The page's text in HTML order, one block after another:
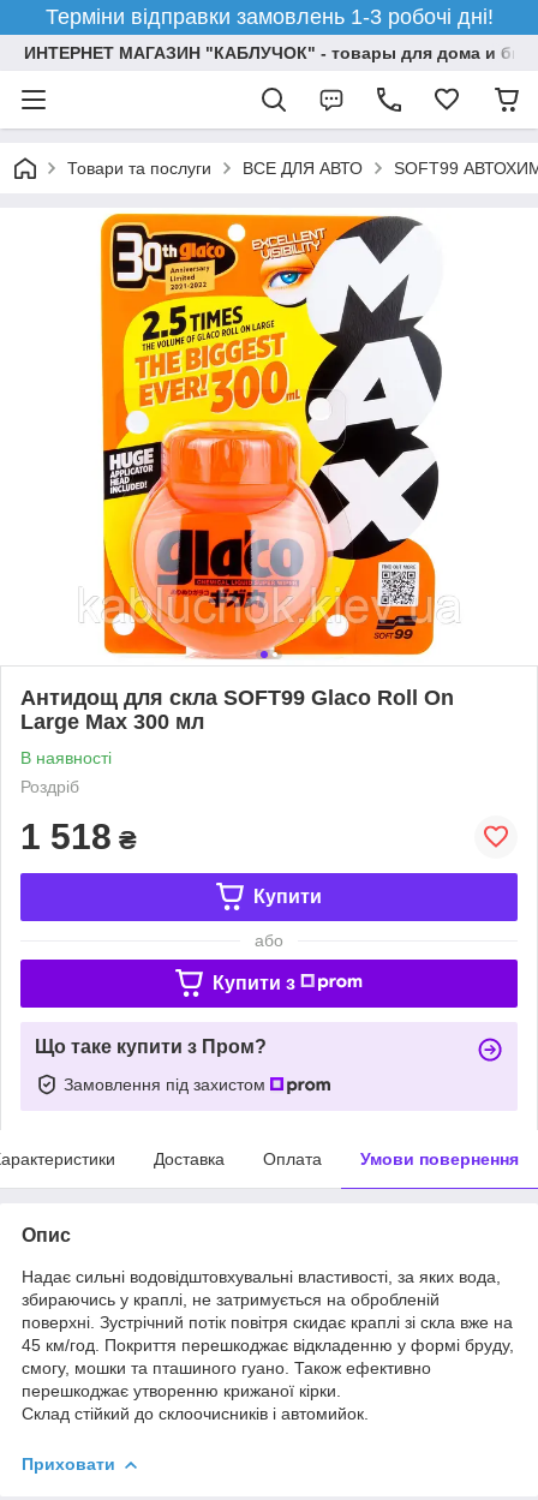
Терміни відправки замовлень 1-3 робочі дні!
ИНТЕРНЕТ МАГАЗИН "КАБЛУЧОК" - товары для дома и
Товари та послуги ВСЕ ДЛЯ АВТО SOFT99
Антидощ для скла SOFT99 Glaco Roll On
Large Max 300 мл
В наявності
Роздріб
1 518 ₴
Купити
або
Купити з
Що таке купити з Пром?
Замовлення під захистом
Доставка Оплата Умови повернення
Опис
Надає сильні водовідштовхувальні властивості, за яких вода,
збираючись у краплі, не затримується на обробленій
поверхні. Зустрічний потік повітря скидає краплі зі скла вже на
45 км/год. Покриття перешкоджає відкладенню у формі бруду,
смогу, мошки та пташиного гуано. Також ефективно
перешкоджає утворенню крижаної кірки.
Склад стійкий до склоочисників і автомийок.
Приховати